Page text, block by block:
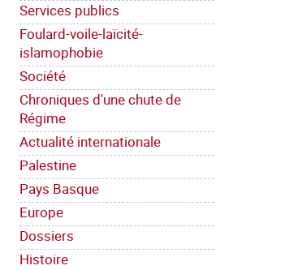
Services publics
Foulard-voile-laïcité-
islamophobie
Société
Chroniques d'une chute de
Régime
Actualité internationale
Palestine
Pays Basque
Europe
Dossiers
Histoire